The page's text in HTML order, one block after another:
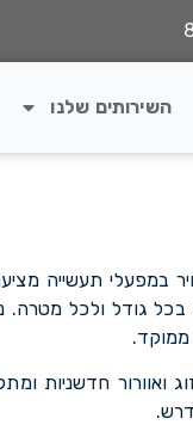
השירותים שלנו
במפעלי תעשייה
בכל גודל ולכל מטרה.
חדשניות